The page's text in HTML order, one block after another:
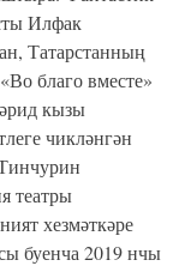
Илфак
Татарстанның
благо вместе»
кызы
чикләнгән
театры
хезмәткәре
буенча 2019 нчы